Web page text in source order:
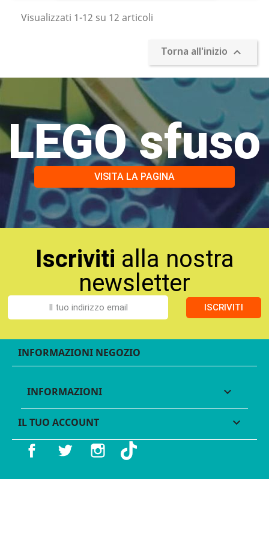
Visualizzati 1-12 su 12 articoli
Torna all'inizio 
LEGO sfuso
VISITA LA PAGINA
Iscriviti alla nostra
newsletter
ISCRIVITI
INFORMAZIONI NEGOZIO
INFORMAZIONI 
IL TUO ACCOUNT 
Facebook Twitter Instagram